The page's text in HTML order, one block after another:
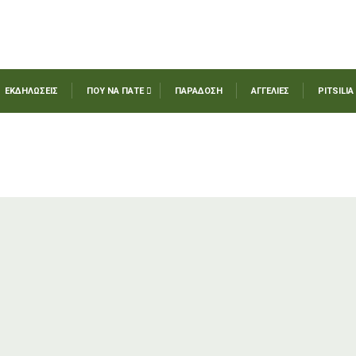
ΕΚΔΗΛΩΣΕΙΣ ΠΟΥ ΝΑ ΠΑΤΕ ΠΑΡΑΔΟΣΗ ΑΓΓΕΛΙΕΣ PITSILIA